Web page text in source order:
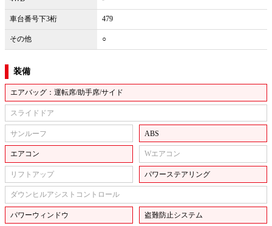
車台番号下3桁 479
その他 ○
装備
エアバッグ：運転席/助手席/サイド
スライドドア
サンルーフ ABS
エアコン Wエアコン
リフトアップ パワーステアリング
ダウンヒルアシストコントロール
パワーウィンドウ 盗難防止システム